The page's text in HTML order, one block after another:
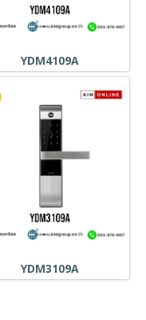
YDM4109A
YDM3109A